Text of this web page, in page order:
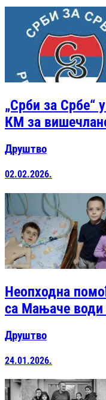
„Срби за Србе“
КМ за
Друштво
02.02.2026.
Неопходна
са Мањаче води
Друштво
24.01.2026.